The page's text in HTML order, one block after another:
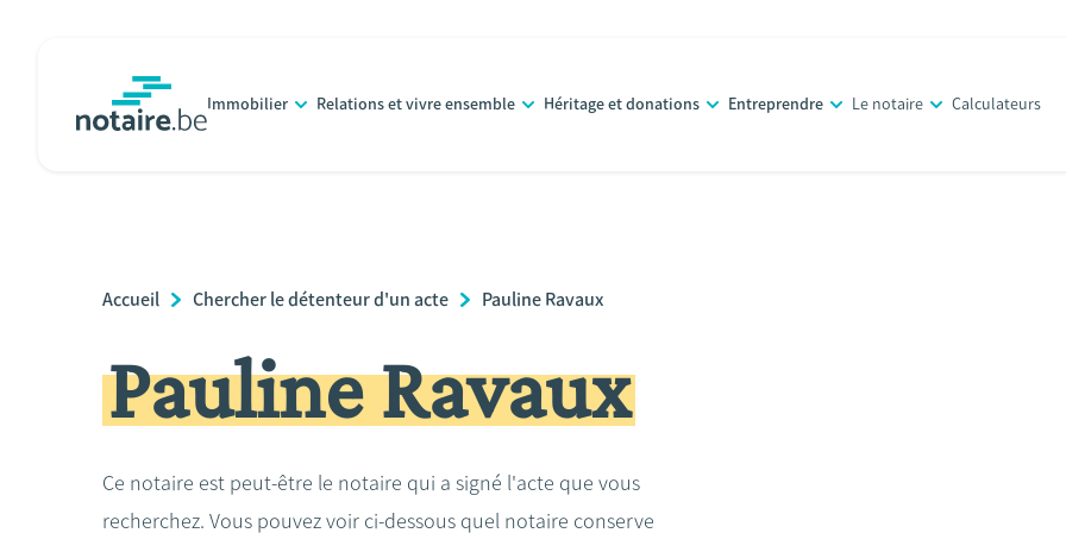
principal
Immobilier Relations et vivre ensemble Héritage et donations Entreprendre Le notaire Calculateurs
Breadcrumb
Accueil Chercher le détenteur d'un acte Pauline Ravaux
Pauline Ravaux
Ce notaire est peut-être le notaire qui a signé l'acte que vous
recherchez. Vous pouvez voir ci-dessous quel notaire conserve